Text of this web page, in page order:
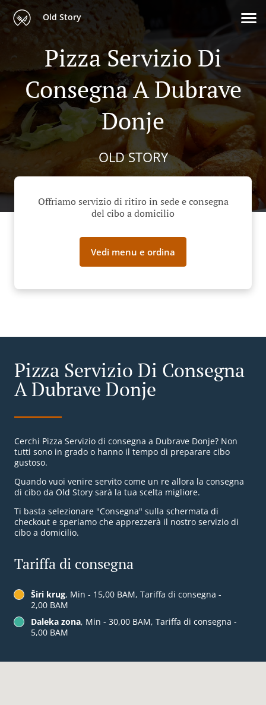
Old Story
Pizza Servizio Di
Consegna A Dubrave
Donje
OLD STORY
Offriamo servizio di ritiro in sede e consegna
del cibo a domicilio
Vedi menu e ordina
Pizza Servizio Di Consegna
A Dubrave Donje
Cerchi Pizza Servizio di consegna a Dubrave Donje? Non
tutti sono in grado o hanno il tempo di preparare cibo
gustoso.
Quando vuoi venire servito come un re allora la consegna
di cibo da Old Story sarà la tua scelta migliore.
Ti basta selezionare "Consegna" sulla schermata di
checkout e speriamo che apprezzerà il nostro servizio di
cibo a domicilio.
Tariffa di consegna
Širi krug, Min - 15,00 BAM, Tariffa di consegna -
2,00 BAM
Daleka zona, Min - 30,00 BAM, Tariffa di consegna -
5,00 BAM